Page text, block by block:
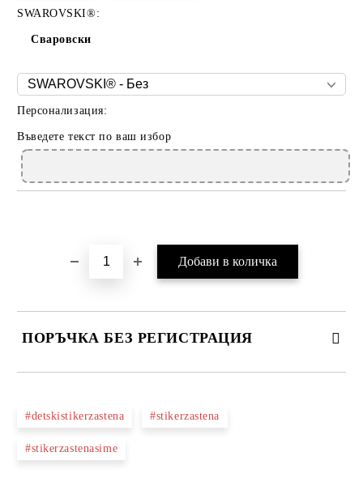
SWAROVSKI®:
Сваровски
Персонализация:
Въведете текст по ваш избор
ПОРЪЧКА БЕЗ РЕГИСТРАЦИЯ
#detskistikerzastena #stikerzastena
#stikerzastenasime